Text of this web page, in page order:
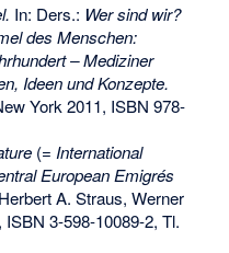
In: Ders.: Wer sind wir?
des Menschen:
– Mediziner
Ideen und Konzepte.
York 2011, ISBN 978-
(= International
European Emigrés
A. Straus, Werner
ISBN 3-598-10089-2, Tl.